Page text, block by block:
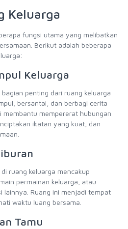
Keluarga
fungsi utama yang melibatkan
Berikut adalah beberapa
Keluarga
penting dari ruang keluarga
bersantai, dan berbagi cerita
membantu mempererat hubungan
ikatan yang kuat, dan
ruang keluarga mencakup
permainan keluarga, atau
lainnya. Ruang ini menjadi tempat
waktu luang bersama.
Tamu